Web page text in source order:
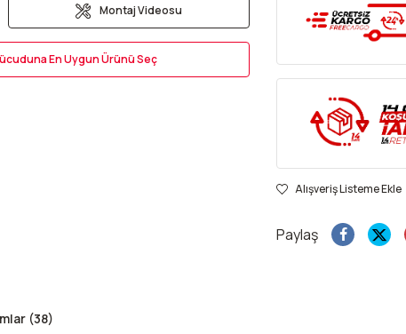
Montaj Videosu
En Uygun Ürünü Seç
Alışveriş Listeme Ekle
Paylaş
(38)